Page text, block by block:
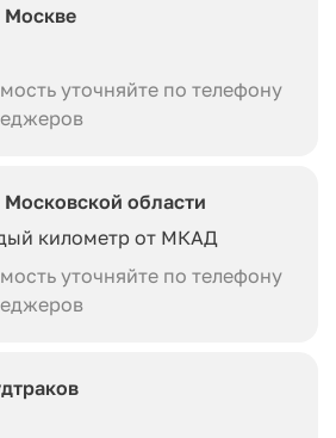
Москве
уточняйте по телефону
области
километр от МКАД
уточняйте по телефону